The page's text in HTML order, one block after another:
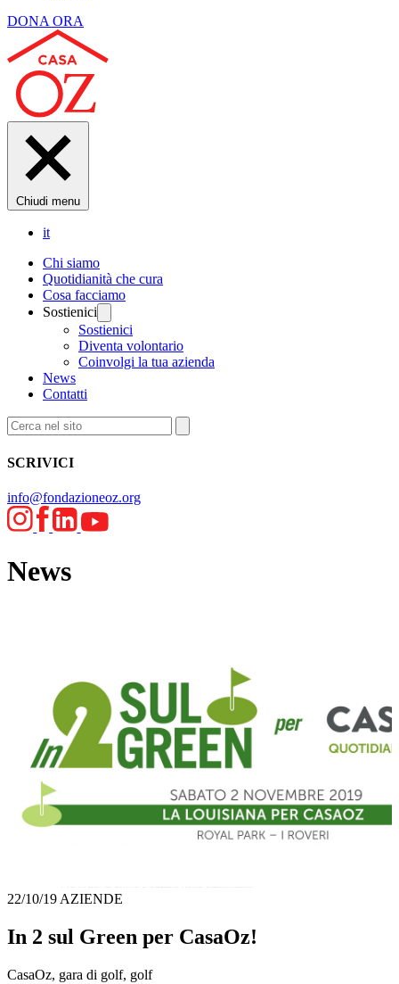
DONA ORA
Chiudi menu
it
Chi siamo
Quotidianità che cura
Cosa facciamo
Sostienici
Sostienici
Diventa volontario
Coinvolgi la tua azienda
News
Contatti
SCRIVICI
info@fondazioneoz.org
News
22/10/19 AZIENDE
In 2 sul Green per CasaOz!
CasaOz, gara di golf, golf